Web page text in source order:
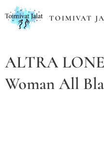
TOIMIVAT
ALTRA
Woman All